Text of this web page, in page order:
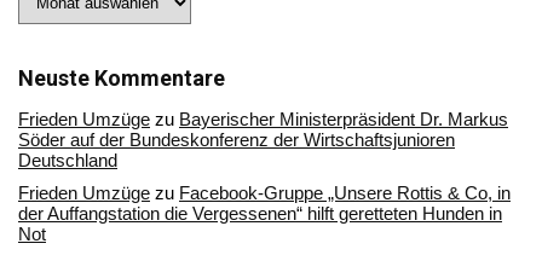
Sie
Archiv
Neuste Kommentare
Frieden Umzüge zu Bayerischer Ministerpräsident Dr. Markus
Söder auf der Bundeskonferenz der Wirtschaftsjunioren
Deutschland
Frieden Umzüge zu Facebook-Gruppe „Unsere Rottis & Co, in
der Auffangstation die Vergessenen“ hilft geretteten Hunden in
Not